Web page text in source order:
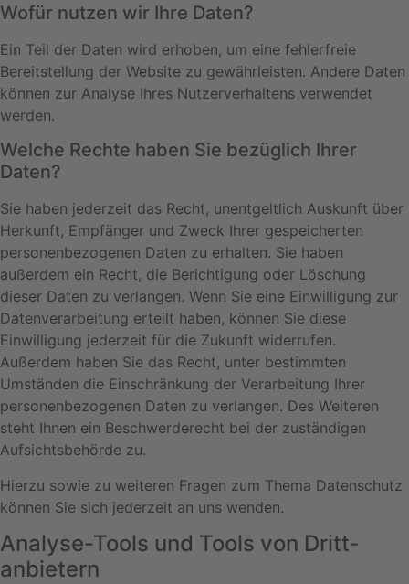
Wofür nutzen wir Ihre Daten?
Ein Teil der Daten wird erhoben, um eine fehlerfreie
Bereitstellung der Website zu gewährleisten. Andere Daten
können zur Analyse Ihres Nutzerverhaltens verwendet
werden.
Welche Rechte haben Sie bezüglich Ihrer
Daten?
Sie haben jederzeit das Recht, unentgeltlich Auskunft über
Herkunft, Empfänger und Zweck Ihrer gespeicherten
personenbezogenen Daten zu erhalten. Sie haben
außerdem ein Recht, die Berichtigung oder Löschung
dieser Daten zu verlangen. Wenn Sie eine Einwilligung zur
Datenverarbeitung erteilt haben, können Sie diese
Einwilligung jederzeit für die Zukunft widerrufen.
Außerdem haben Sie das Recht, unter bestimmten
Umständen die Einschränkung der Verarbeitung Ihrer
personenbezogenen Daten zu verlangen. Des Weiteren
steht Ihnen ein Beschwerderecht bei der zuständigen
Aufsichtsbehörde zu.
Hierzu sowie zu weiteren Fragen zum Thema Datenschutz
können Sie sich jederzeit an uns wenden.
Analyse-Tools und Tools von Dritt­
anbietern